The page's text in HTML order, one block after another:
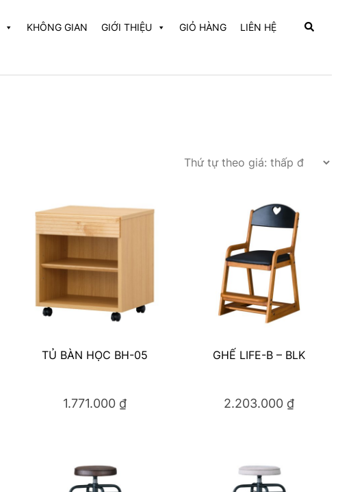
KHÔNG GIAN GIỚI THIỆU GIỎ HÀNG LIÊN HỆ Search
TỦ BÀN HỌC BH-05
1.771.000 ₫
GHẾ LIFE-B – BLK
2.203.000 ₫